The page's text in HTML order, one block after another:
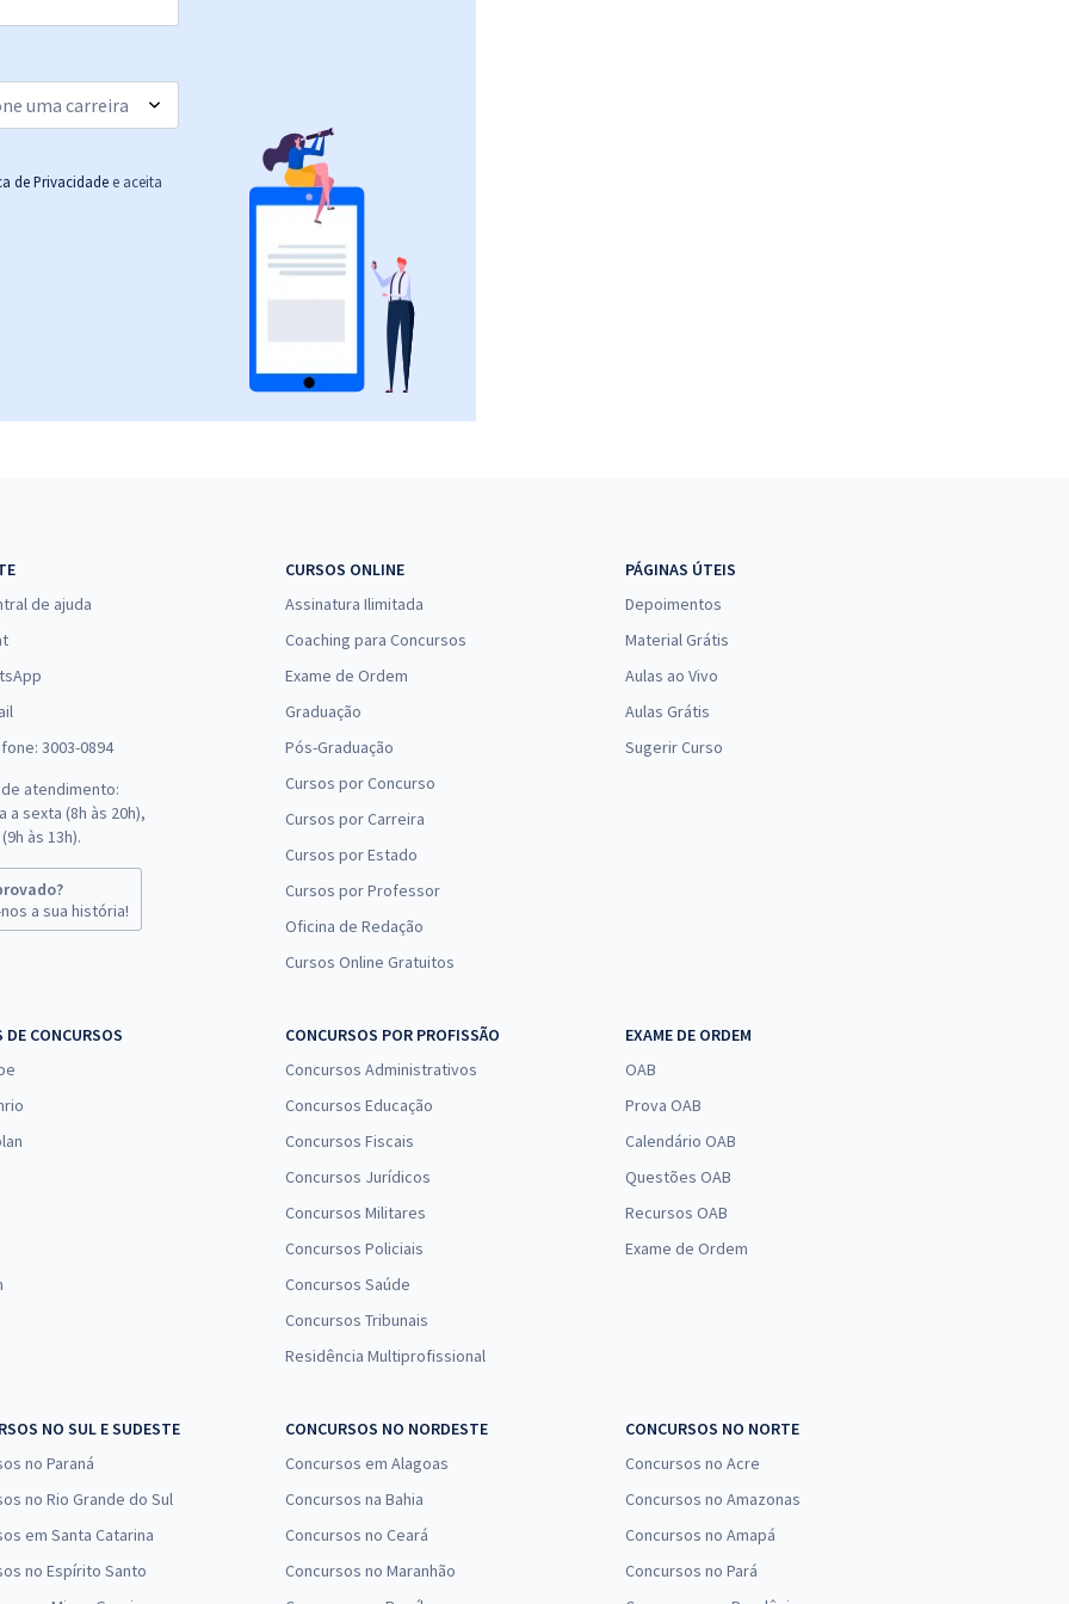
Economize R$ 37,98
R$ 478,32à vista
39,86
(-20%)
Comprar
ou 12x deR$29,85
Comprar
(-20%)
R$ 479,92à vista
ou 12x de
39,99 Comprar
(-20%)
Comprar
Comprar
(-20%)
R$ 391,92 à vista
ou 12x de R$
(-20%)
Comprar
de Privacidade e aceita
de ajuda
3003-0894
atendimento:
a sexta (8h às 20h),
às 13h).
a sua história!
CURSOS ONLINE
Assinatura Ilimitada
Coaching para Concursos
Exame de Ordem
Graduação
Pós-Graduação
Cursos por Concurso
Cursos por Carreira
Cursos por Estado
Cursos por Professor
Oficina de Redação
Cursos Online Gratuitos
PÁGINAS ÚTEIS
Depoimentos
Material Grátis
Aulas ao Vivo
Aulas Grátis
Sugerir Curso
DE CONCURSOS
CONCURSOS POR PROFISSÃO
Concursos Administrativos
Concursos Educação
Concursos Fiscais
Concursos Jurídicos
Concursos Militares
Concursos Policiais
Concursos Saúde
Concursos Tribunais
Residência Multiprofissional
EXAME DE ORDEM
OAB
Prova OAB
Calendário OAB
Questões OAB
Recursos OAB
Exame de Ordem
NO SUL E SUDESTE
no Paraná
no Rio Grande do Sul
em Santa Catarina
no Espírito Santo
CONCURSOS NO NORDESTE
Concursos em Alagoas
Concursos na Bahia
Concursos no Ceará
Concursos no Maranhão
CONCURSOS NO NORTE
Concursos no Acre
Concursos no Amazonas
Concursos no Amapá
Concursos no Pará